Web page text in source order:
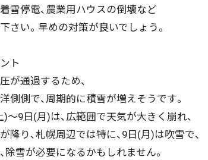
雪停電、農業用ハウスの倒壊など
さい。早めの対策が良いでしょう。
ト
が通過するため、
側側で、周期的に積雪が増えそうです。
～9日(月)は、広範囲で天気が大きく崩れ、
り、札幌周辺では特に、9日(月)は吹雪で、
除雪が必要になるかもしれません。
きのう 08月05日 08月04日 08月03日
事件・事故 社会 政治 道内経済